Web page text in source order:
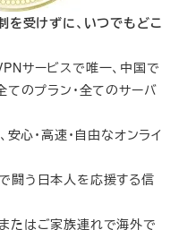
受けずに、いつでもどこ
サービスで唯一、中国で
のプラン・全てのサーバ
安心・高速・自由なオンライ
闘う日本人を応援する信
たはご家族連れで海外で